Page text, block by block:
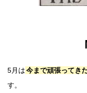
5月は今まで頑張ってき
す。